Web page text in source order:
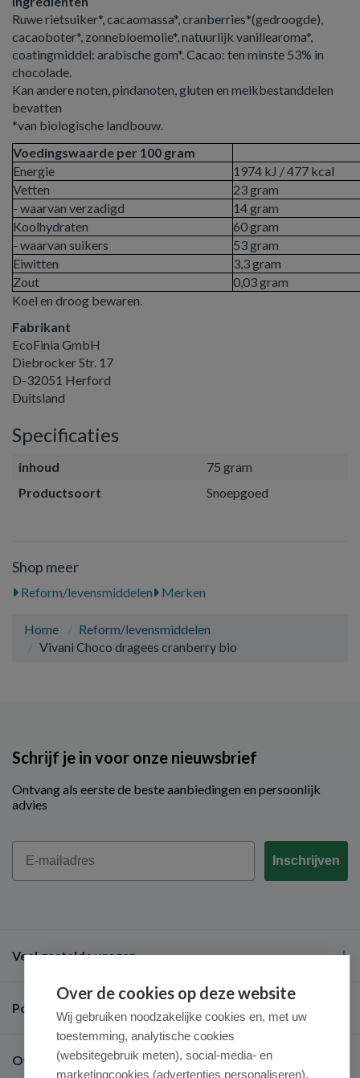
Ruwe rietsuiker*, cacaomassa*, cranberries*(gedroogde),
cacaoboter*, zonnebloemolie*, natuurlijk vanillearoma*,
coatingmiddel: arabische gom*. Cacao: ten minste 53% in
chocolade.
Kan andere noten, pindanoten, gluten en melkbestanddelen
bevatten
*van biologische landbouw.
Voedingswaarde per 100 gram
Energie
1974 kJ / 477 kcal
Vetten
23 gram
- waarvan verzadigd
14 gram
Koolhydraten
60 gram
- waarvan suikers
53 gram
Eiwitten
3,3 gram
Zout
0,03 gram
Koel en droog bewaren.
Fabrikant
EcoFinia GmbH
Diebrocker Str. 17
D-32051 Herford
Duitsland
Specificaties
inhoud
75 gram
Productsoort
Snoepgoed
Shop meer
Reform/levensmiddelen Merken
Home
Reform/levensmiddelen
Vivani Choco dragees cranberry bio
Schrijf je in voor onze nieuwsbrief
Ontvang als eerste de beste aanbiedingen en persoonlijk
advies
Email
Inschrijven
Veel gestelde vragen
Populaire merken
Over ons
Over de cookies op deze website
Wij gebruiken noodzakelijke cookies en, met uw
toestemming, analytische cookies
(websitegebruik meten), social-media- en
marketingcookies (advertenties personaliseren).